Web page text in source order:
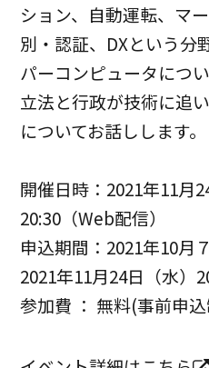
ション、自動運転、マ
別・認証、DXという分
パーコンピュータにつ
立法と行政が技術に追
についてお話しします。
開催日時：2021年11
20:30（Web配信）
申込期間：2021年10
2021年11月24日（水）
参加費 ： 無料(事前申